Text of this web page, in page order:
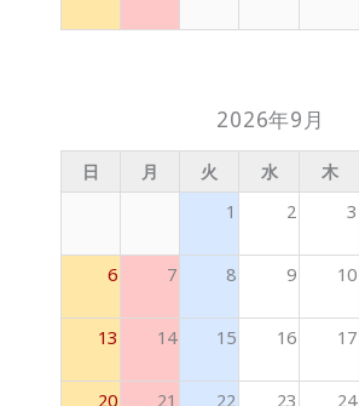
2026年9月
日 月 火 水 木
1 2 3
6 7 8 9 10
13 14 15 16 17
20 21 22 23 24